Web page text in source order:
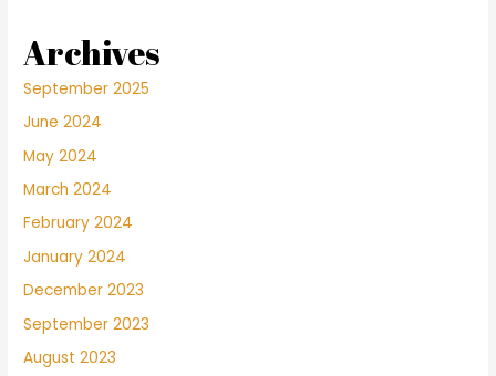
Archives
September 2025
June 2024
May 2024
March 2024
February 2024
January 2024
December 2023
September 2023
August 2023